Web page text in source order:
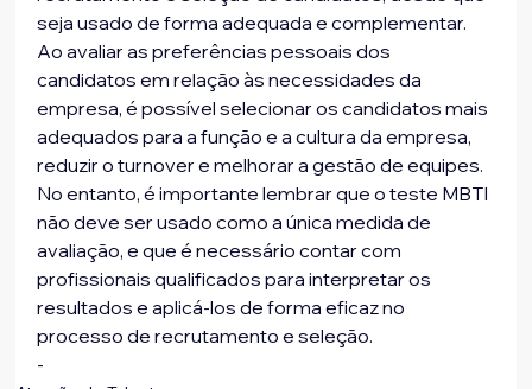
seja usado de forma adequada e complementar.
Ao avaliar as preferências pessoais dos
candidatos em relação às necessidades da
empresa, é possível selecionar os candidatos mais
adequados para a função e a cultura da empresa,
reduzir o turnover e melhorar a gestão de equipes.
No entanto, é importante lembrar que o teste MBTI
não deve ser usado como a única medida de
avaliação, e que é necessário contar com
profissionais qualificados para interpretar os
resultados e aplicá-los de forma eficaz no
processo de recrutamento e seleção.
-